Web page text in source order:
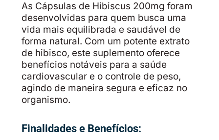
As Cápsulas de Hibiscus 200mg foram
desenvolvidas para quem busca uma
vida mais equilibrada e saudável de
forma natural. Com um potente extrato
de hibisco, este suplemento oferece
benefícios notáveis para a saúde
cardiovascular e o controle de peso,
agindo de maneira segura e eficaz no
organismo.
Finalidades e Benefícios: